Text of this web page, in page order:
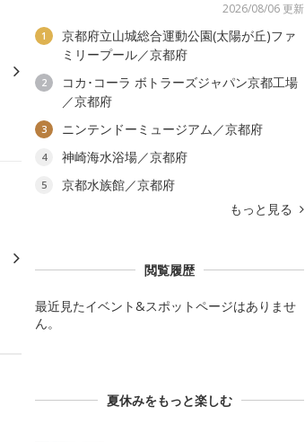
2026/08/06 更新
1
京都府立山城総合運動公園(太陽が丘)ファ
ミリープール／京都府
2
コカ･コーラ ボトラーズジャパン京都工場
／京都府
3 ニンテンドーミュージアム／京都府
4 神崎海水浴場／京都府
5
京都水族館／京都府
もっと見る
閲覧履歴
最近見たイベント&スポットページはありませ
ん。
夏休みをもっと楽しむ